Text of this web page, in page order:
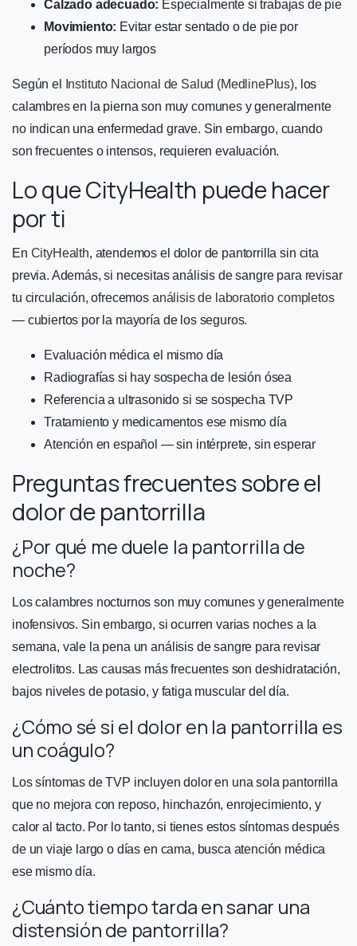
Calzado adecuado: Especialmente si trabajas de pie
Movimiento: Evitar estar sentado o de pie por
períodos muy largos
Según el Instituto Nacional de Salud (MedlinePlus), los
calambres en la pierna son muy comunes y generalmente
no indican una enfermedad grave. Sin embargo, cuando
son frecuentes o intensos, requieren evaluación.
Lo que CityHealth puede hacer
por ti
En CityHealth, atendemos el dolor de pantorrilla sin cita
previa. Además, si necesitas análisis de sangre para revisar
tu circulación, ofrecemos análisis de laboratorio completos
— cubiertos por la mayoría de los seguros.
Evaluación médica el mismo día
Radiografías si hay sospecha de lesión ósea
Referencia a ultrasonido si se sospecha TVP
Tratamiento y medicamentos ese mismo día
Atención en español — sin intérprete, sin esperar
Preguntas frecuentes sobre el
dolor de pantorrilla
¿Por qué me duele la pantorrilla de
noche?
Los calambres nocturnos son muy comunes y generalmente
inofensivos. Sin embargo, si ocurren varias noches a la
semana, vale la pena un análisis de sangre para revisar
electrolitos. Las causas más frecuentes son deshidratación,
bajos niveles de potasio, y fatiga muscular del día.
¿Cómo sé si el dolor en la pantorrilla es
un coágulo?
Los síntomas de TVP incluyen dolor en una sola pantorrilla
que no mejora con reposo, hinchazón, enrojecimiento, y
calor al tacto. Por lo tanto, si tienes estos síntomas después
de un viaje largo o días en cama, busca atención médica
ese mismo día.
¿Cuánto tiempo tarda en sanar una
distensión de pantorrilla?